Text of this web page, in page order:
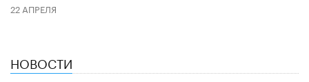
22 АПРЕЛЯ
НОВОСТИ